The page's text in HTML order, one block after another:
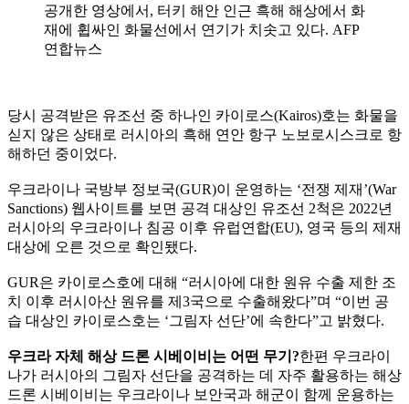
공개한 영상에서, 터키 해안 인근 흑해 해상에서 화
재에 휩싸인 화물선에서 연기가 치솟고 있다. AFP
연합뉴스
당시 공격받은 유조선 중 하나인 카이로스(Kairos)호는 화물을
싣지 않은 상태로 러시아의 흑해 연안 항구 노보로시스크로 항
해하던 중이었다.
우크라이나 국방부 정보국(GUR)이 운영하는 ‘전쟁 제재’(War
Sanctions) 웹사이트를 보면 공격 대상인 유조선 2척은 2022년
러시아의 우크라이나 침공 이후 유럽연합(EU), 영국 등의 제재
대상에 오른 것으로 확인됐다.
GUR은 카이로스호에 대해 “러시아에 대한 원유 수출 제한 조
치 이후 러시아산 원유를 제3국으로 수출해왔다”며 “이번 공
습 대상인 카이로스호는 ‘그림자 선단’에 속한다”고 밝혔다.
우크라 자체 해상 드론 시베이비는 어떤 무기?한편 우크라이
나가 러시아의 그림자 선단을 공격하는 데 자주 활용하는 해상
드론 시베이비는 우크라이나 보안국과 해군이 함께 운용하는